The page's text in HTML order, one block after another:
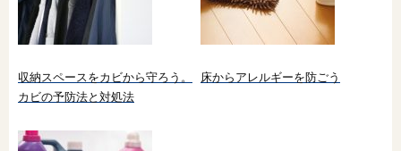
収納スペースをカビから守ろう。
カビの予防法と対処法
床からアレルギーを防ごう